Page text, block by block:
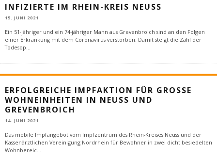
INFIZIERTE IM RHEIN-KREIS NEUSS
15. JUNI 2021
Ein 51-jähriger und ein 74-jähriger Mann aus Grevenbroich sind an den Folgen
einer Erkrankung mit dem Coronavirus verstorben. Damit steigt die Zahl der
Todesop...
ERFOLGREICHE IMPFAKTION FÜR GROSSE W
OHNEINHEITEN IN NEUSS UND G
REVENBROICH
14. JUNI 2021
Das mobile Impfangebot vom Impfzentrum des Rhein-Kreises Neuss und der
Kassenärztlichen Vereinigung Nordrhein für Bewohner in zwei dicht besiedelten
Wohnbereic...